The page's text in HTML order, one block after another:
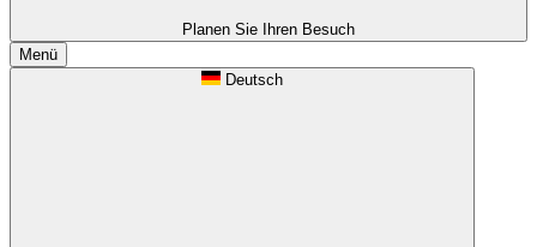
Planen Sie Ihren Besuch
Menü
Deutsch